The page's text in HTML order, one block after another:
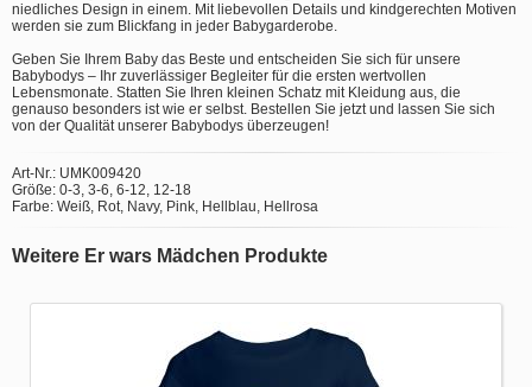
niedliches Design in einem. Mit liebevollen Details und kindgerechten Motiven
werden sie zum Blickfang in jeder Babygarderobe.
Geben Sie Ihrem Baby das Beste und entscheiden Sie sich für unsere
Babybodys – Ihr zuverlässiger Begleiter für die ersten wertvollen
Lebensmonate. Statten Sie Ihren kleinen Schatz mit Kleidung aus, die
genauso besonders ist wie er selbst. Bestellen Sie jetzt und lassen Sie sich
von der Qualität unserer Babybodys überzeugen!
Art-Nr.: UMK009420
Größe: 0-3, 3-6, 6-12, 12-18
Farbe: Weiß, Rot, Navy, Pink, Hellblau, Hellrosa
Weitere Er wars Mädchen Produkte